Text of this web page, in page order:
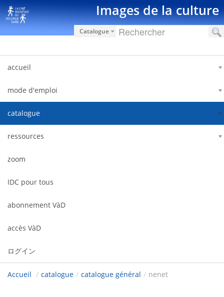
内容へスキップ Images de la culture
Catalogue
accueil
mode d'emploi
catalogue
ressources
zoom
IDC pour tous
abonnement VàD
accès VàD
ログイン
Accueil / catalogue / catalogue général / nenet